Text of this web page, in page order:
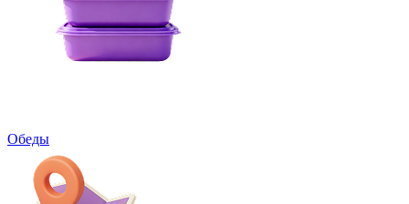
Обеды